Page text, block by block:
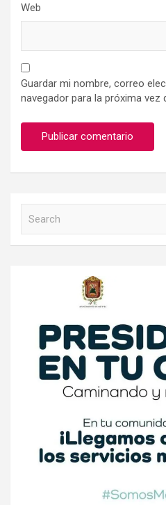
Web
Guardar mi nombre, correo
navegador para la próxima vez